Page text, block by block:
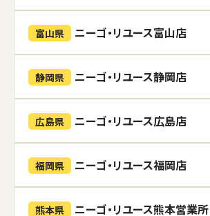
富山県 ニーゴ・リユース富山店
静岡県 ニーゴ・リユース静岡店
広島県 ニーゴ・リユース広島店
福岡県 ニーゴ・リユース福岡店
熊本県 ニーゴ・リユース熊本営業所